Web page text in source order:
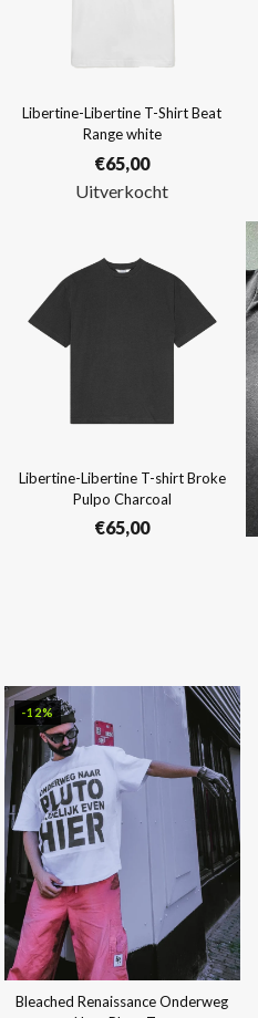
Libertine-Libertine T-Shirt Beat
Range white
€65,00
Uitverkocht
Libertine-Libertine T-shirt Broke
Pulpo Charcoal
€65,00
-12%
Bleached Renaissance Onderweg